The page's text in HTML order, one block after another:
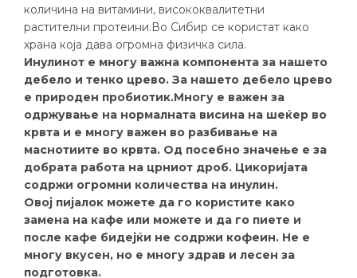
количина на витамини, висококвалитетни
растителни протеини.Во Сибир се користат како
храна која дава огромна физичка сила.
Инулинот е многу важна компонента за нашето
дебело и тенко црево. За нашето дебело црево
е природен пробиотик.Многу е важен за
одржување на нормалната висина на шеќер во
крвта и е многу важен во разбивање на
маснотиите во крвта. Од посебно значење е за
добрата работа на црниот дроб. Цикоријата
содржи огромни количества на инулин.
Овој пијалок можете да го користите како
замена на кафе или можете и да го пиете и
после кафе бидејќи не содржи кофеин. Не е
многу вкусен, но е многу здрав и лесен за
подготовка.